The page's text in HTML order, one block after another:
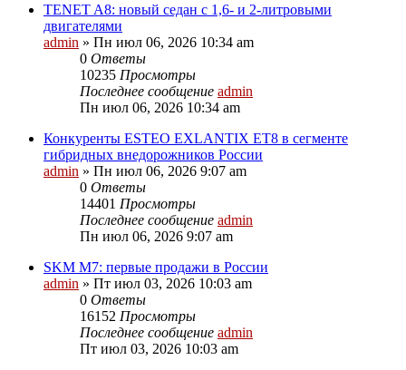
TENET A8: новый седан с 1,6‑ и 2‑литровыми
двигателями
admin » Пн июл 06, 2026 10:34 am
0 Ответы
10235 Просмотры
Последнее сообщение admin
Пн июл 06, 2026 10:34 am
Конкуренты ESTEO EXLANTIX ET8 в сегменте
гибридных внедорожников России
admin » Пн июл 06, 2026 9:07 am
0 Ответы
14401 Просмотры
Последнее сообщение admin
Пн июл 06, 2026 9:07 am
SKM M7: первые продажи в России
admin » Пт июл 03, 2026 10:03 am
0 Ответы
16152 Просмотры
Последнее сообщение admin
Пт июл 03, 2026 10:03 am